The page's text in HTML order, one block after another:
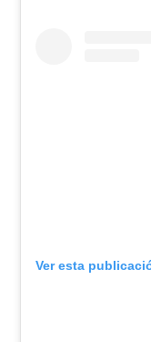
Ver esta